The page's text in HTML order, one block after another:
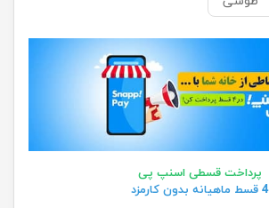
پرداخت قسطی اسنپ پی
4 قسط ماهیانه بدون کارمزد